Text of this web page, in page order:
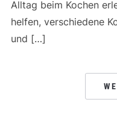
Alltag beim Kochen
helfen, verschiedene
und […]